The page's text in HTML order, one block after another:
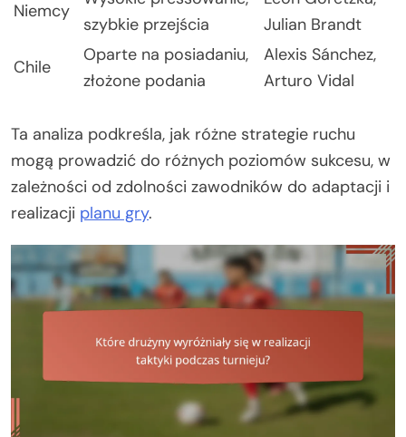
Niemcy
szybkie przejścia
Julian Brandt
Chile
Oparte na posiadaniu,
złożone podania
Alexis Sánchez,
Arturo Vidal
Ta analiza podkreśla, jak różne strategie ruchu
mogą prowadzić do różnych poziomów sukcesu, w
zależności od zdolności zawodników do adaptacji i
realizacji planu gry.